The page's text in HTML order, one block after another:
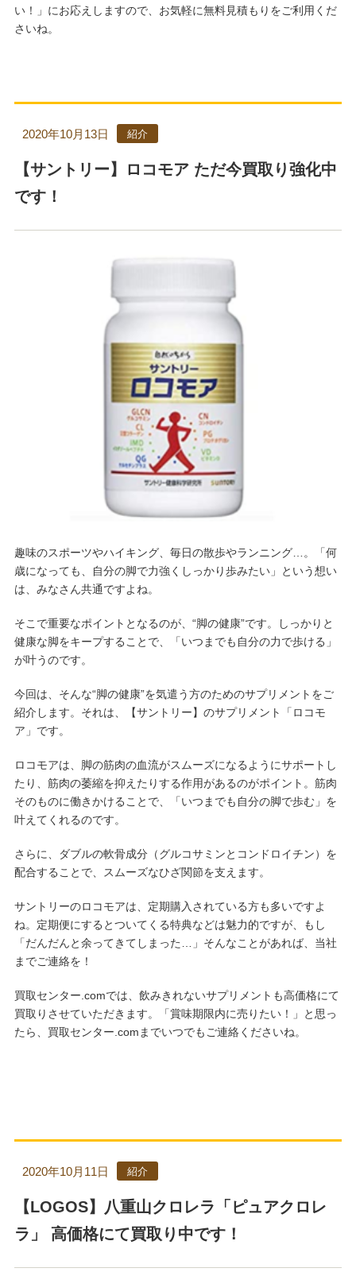
い！」にお応えしますので、お気軽に無料見積もりをご利用くだ
さいね。
【サントリー】ロコモア ただ今買取り強化中
です！
2020年10月13日 紹介
趣味のスポーツやハイキング、毎日の散歩やランニング…。「何
歳になっても、自分の脚で力強くしっかり歩みたい」という想い
は、みなさん共通ですよね。
そこで重要なポイントとなるのが、“脚の健康”です。しっかりと
健康な脚をキープすることで、「いつまでも自分の力で歩ける」
が叶うのです。
今回は、そんな“脚の健康”を気遣う方のためのサプリメントをご
紹介します。それは、【サントリー】のサプリメント「ロコモ
ア」です。
ロコモアは、脚の筋肉の血流がスムーズになるようにサポートし
たり、筋肉の萎縮を抑えたりする作用があるのがポイント。筋肉
そのものに働きかけることで、「いつまでも自分の脚で歩む」を
叶えてくれるのです。
さらに、ダブルの軟骨成分（グルコサミンとコンドロイチン）を
配合することで、スムーズなひざ関節を支えます。
サントリーのロコモアは、定期購入されている方も多いですよ
ね。定期便にするとついてくる特典などは魅力的ですが、もし
「だんだんと余ってきてしまった…」そんなことがあれば、当社
までご連絡を！
買取センター.comでは、飲みきれないサプリメントも高価格にて
買取りさせていただきます。「賞味期限内に売りたい！」と思っ
たら、買取センター.comまでいつでもご連絡くださいね。
【LOGOS】八重山クロレラ「ピュアクロレ
ラ」 高価格にて買取り中です！
2020年10月11日 紹介